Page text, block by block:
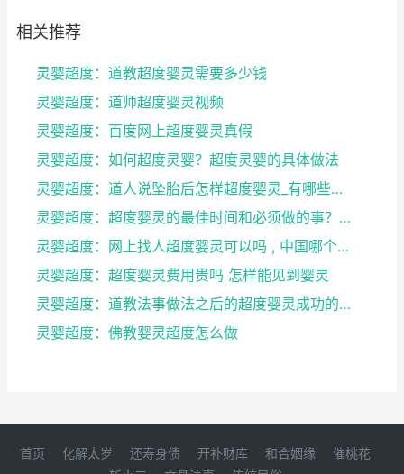
相关推荐
灵婴超度：道教超度婴灵需要多少钱
灵婴超度：道师超度婴灵视频
灵婴超度：百度网上超度婴灵真假
灵婴超度：如何超度灵婴？超度灵婴的具体做法
灵婴超度：道人说坠胎后怎样超度婴灵_有哪些方法可
灵婴超度：超度婴灵的最佳时间和必须做的事？婴灵超度...
灵婴超度：网上找人超度婴灵可以吗 , 中国哪个寺庙...
灵婴超度：超度婴灵费用贵吗 怎样能见到婴灵
灵婴超度：道教法事做法之后的超度婴灵成功的征兆
灵婴超度：佛教婴灵超度怎么做
首页 化解太岁 还寿身债 开补财库 和合姻缘
催桃花